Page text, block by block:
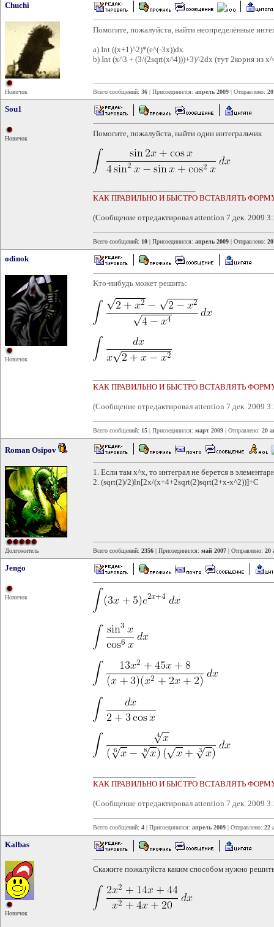
Chuchi
Новичок
Помогите, пожалуйста, найти неопределённые
a) Int ((x+1)^2)*(e^(-3x))dx
b) Int (x^3 + (3/(2sqrt(x^4)))+3)^2dx (тут 2корня из
Всего сообщений: 36 | Присоединился: апрель 2009 | Отправлено:
Sou1
Новичок
Помогите, пожалуйста, найти один интегральчик
КАК ПРАВИЛЬНО И БЫСТРО ВСТАВЛЯТЬ
(Сообщение отредактировал attention 7 дек. 2009
Всего сообщений: 10 | Присоединился: апрель 2009 | Отправлено:
odinok
Новичок
Kто-нибудь может решить:
КАК ПРАВИЛЬНО И БЫСТРО ВСТАВЛЯТЬ
(Сообщение отредактировал attention 7 дек. 2009
Всего сообщений: 15 | Присоединился: март 2009 | Отправлено: 20
Roman Osipov
Долгожитель
1. Если там x^x, то интеграл не берется в
2. (sqrt(2)/2)ln[2x/(x+4+2sqrt(2)sqrt(2+x-x^2))]+C
Всего сообщений: 2356 | Присоединился: май 2007 | Отправлено: 20
Jengo
Новичок
КАК ПРАВИЛЬНО И БЫСТРО ВСТАВЛЯТЬ
(Сообщение отредактировал attention 7 дек. 2009
Всего сообщений: 4 | Присоединился: апрель 2009 | Отправлено: 22
Kalbas
Новичок
Скажите пожалуйста каким способом нужно